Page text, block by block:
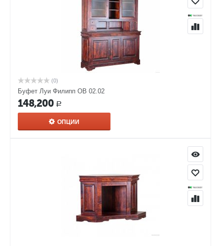
(0)
Буфет Луи Филипп ОВ 02.02
148,200 Р
ОПЦИИ